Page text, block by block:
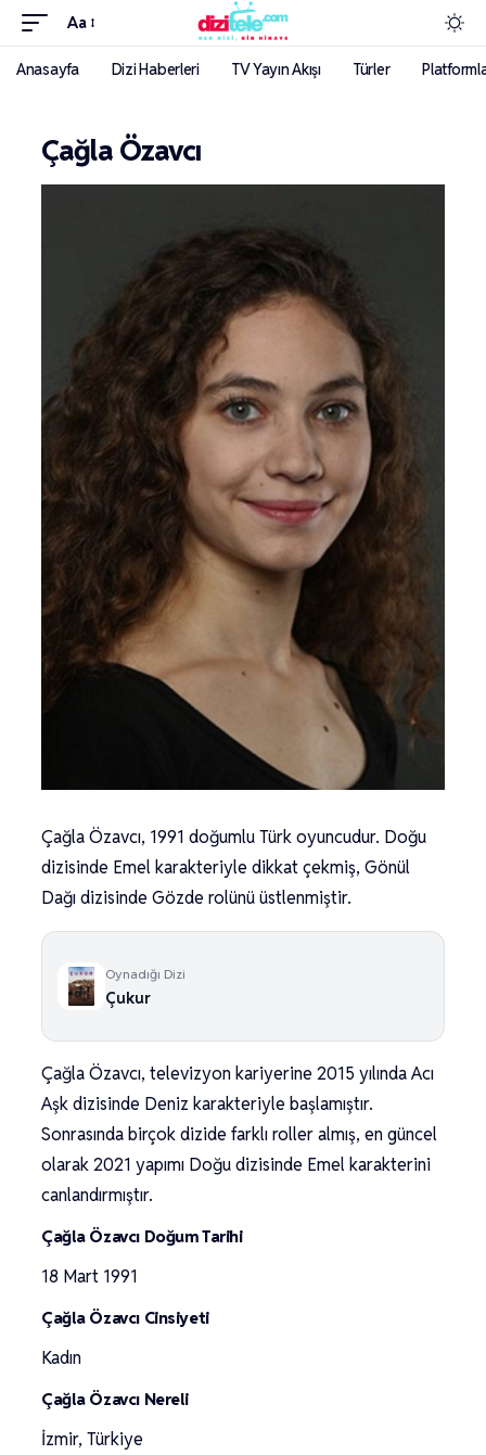
Aa
Anasayfa Dizi Haberleri TV Yayın Akışı Türler
Çağla Özavcı
Çağla Özavcı, 1991 doğumlu Türk oyuncudur. Doğu
dizisinde Emel karakteriyle dikkat çekmiş, Gönül
Dağı dizisinde Gözde rolünü üstlenmiştir.
Oynadığı Dizi
Çukur
Çağla Özavcı, televizyon kariyerine 2015 yılında Acı
Aşk dizisinde Deniz karakteriyle başlamıştır.
Sonrasında birçok dizide farklı roller almış, en güncel
olarak 2021 yapımı Doğu dizisinde Emel karakterini
canlandırmıştır.
Çağla Özavcı Doğum Tarihi
18 Mart 1991
Çağla Özavcı Cinsiyeti
Kadın
Çağla Özavcı Nereli
İzmir, Türkiye